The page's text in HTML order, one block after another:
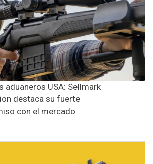
aduaneros USA: Sellmark
destaca su fuerte
con el mercado